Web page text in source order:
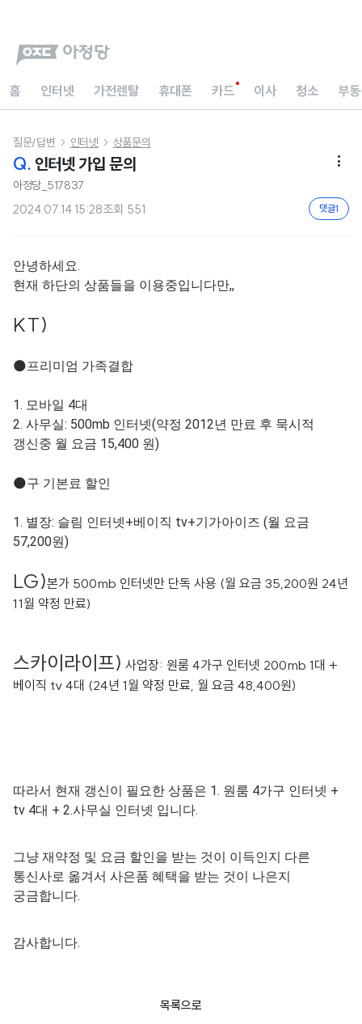
홈 인터넷 가전렌탈 휴대폰 카드 이사 청소 부
질문/답변  인터넷  상품문의
Q. 인터넷 가입 문의 
아정당_517837
2024.07.14 15:28조회 551 댓글1
안녕하세요.
현재 하단의 상품들을 이용중입니다만,,
KT)
🌑프리미엄 가족결합
1. 모바일 4대
2. 사무실: 500mb 인터넷(약정 2012년 만료 후 묵시적
갱신중 월 요금 15,400 원)
🌑구 기본료 할인
1. 별장: 슬림 인터넷+베이직 tv+기가아이즈 (월 요금
57,200원)
LG)본가 500mb 인터넷만 단독 사용 (월 요금 35,200원 24년
11월 약정 만료)
스카이라이프) 사업장: 원룸 4가구 인터넷 200mb 1대 +
베이직 tv 4대 (24년 1월 약정 만료, 월 요금 48,400원)
따라서 현재 갱신이 필요한 상품은 1. 원룸 4가구 인터넷 +
tv 4대 + 2.사무실 인터넷 입니다.
그냥 재약정 및 요금 할인을 받는 것이 이득인지 다른
통신사로 옮겨서 사은품 혜택을 받는 것이 나은지
궁금합니다.
감사합니다.
목록으로